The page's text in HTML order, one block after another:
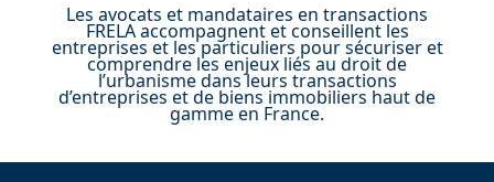
Les avocats et mandataires en transactions
FRELA accompagnent et conseillent les
entreprises et les particuliers pour sécuriser et
comprendre les enjeux liés au droit de
l’urbanisme dans leurs transactions
d’entreprises et de biens immobiliers haut de
gamme en France.